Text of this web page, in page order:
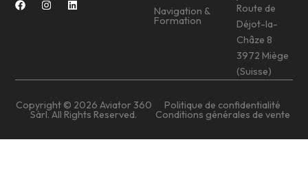
Navigation &
Formation
Route de
Déjot-la-
Châze 8
3972 Miège
(Suisse)
Copyright © 2026 Aviator 360
Sàrl. All Rights Reserved.
Politique de confidentialité
Conditions générales de vente